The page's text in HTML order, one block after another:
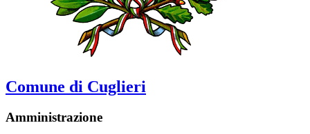
Comune di Cuglieri
Amministrazione